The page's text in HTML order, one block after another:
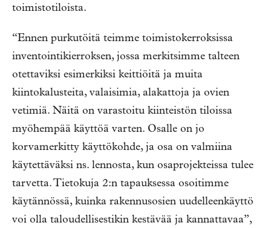
toimistotiloista.
“Ennen purkutöitä teimme toimistokerroksissa
inventointikierroksen, jossa merkitsimme talteen
otettaviksi esimerkiksi keittiöitä ja muita
kiintokalusteita, valaisimia, alakattoja ja ovien
vetimiä. Näitä on varastoitu kiinteistön tiloissa
myöhempää käyttöä varten. Osalle on jo
korvamerkitty käyttökohde, ja osa on valmiina
käytettäväksi ns. lennosta, kun osaprojekteissa tulee
tarvetta. Tietokuja 2:n tapauksessa osoitimme
käytännössä, kuinka rakennusosien uudelleenkäyttö
voi olla taloudellisestikin kestävää ja kannattavaa”,